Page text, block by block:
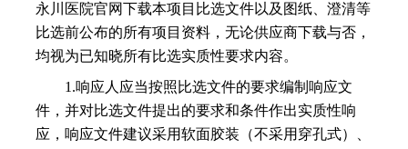
永川医院官网下载本项目比选文件以及图纸、澄清等
比选前公布的所有项目资料，无论供应商下载与否，
均视为已知晓所有比选实质性要求内容。
1.响应人应当按照比选文件的要求编制响应文
件，并对比选文件提出的要求和条件作出实质性响
应，响应文件建议采用软面胶装（不采用穿孔式）、